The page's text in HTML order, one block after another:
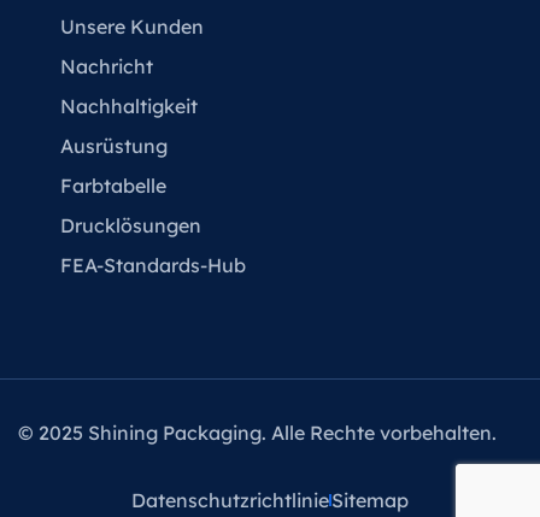
Unsere Kunden
Nachricht
Nachhaltigkeit
Ausrüstung
Farbtabelle
Drucklösungen
FEA-Standards-Hub
© 2025 Shining Packaging. Alle Rechte vorbehalten.
DatenschutzrichtlinieSitemap